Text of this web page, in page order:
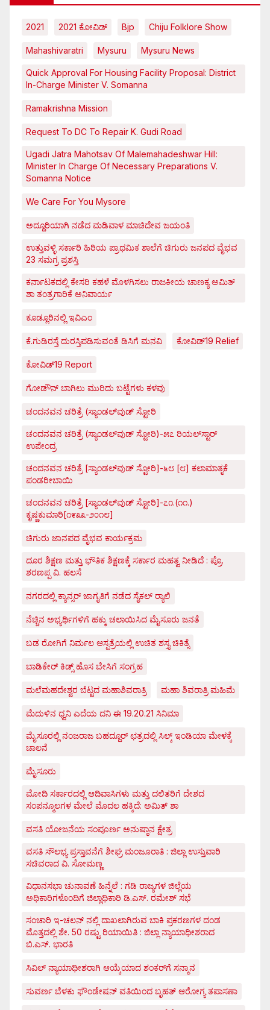
2021 2021 ಕೋವಿಡ್‌ Bjp Chiju Folklore Show
Mahashivaratri Mysuru Mysuru News
Quick Approval For Housing Facility Proposal: District
In-Charge Minister V. Somanna
Ramakrishna Mission
Request To DC To Repair K. Gudi Road
Ugadi Jatra Mahotsav Of Malemahadeshwar Hill:
Minister In Charge Of Necessary Preparations V.
Somanna Notice
We Care For You Mysore
ಅದ್ದೂರಿಯಾಗಿ ನಡೆದ ಮಡಿವಾಳ ಮಾಚಿದೇವ ಜಯಂತಿ
ಉತ್ತುವಳ್ಳಿ ಸರ್ಕಾರಿ ಹಿರಿಯ ಪ್ರಾಥಮಿಕ ಶಾಲೆಗೆ ಚಿಗುರು ಜನಪದ ವೈಭವ
23 ಸಮಗ್ರ ಪ್ರಶಸ್ತಿ
ಕರ್ನಾಟಕದಲ್ಲಿ ಕೇಸರಿ ಕಹಳೆ ಮೊಳಗಿಸಲು ರಾಜಕೀಯ ಚಾಣಕ್ಯ ಅಮಿತ್
ಶಾ ತಂತ್ರಗಾರಿಕೆ ಅನಿವಾರ್ಯ
ಕೂಡ್ಲೂರಿನಲ್ಲಿ ಇವಿಎಂ
ಕೆ.ಗುಡಿರಸ್ತೆ ದುರಸ್ತಿಪಡಿಸುವಂತೆ ಡಿಸಿಗೆ ಮನವಿ ಕೋವಿಡ್‌19 Relief
ಕೋವಿಡ್‌19 Report
ಗೋಡೌನ್ ಬಾಗಿಲು ಮುರಿದು ಬಟ್ಟೆಗಳು ಕಳವು
ಚಂದನವನ ಚರಿತ್ರೆ (ಸ್ಯಾಂಡಲ್‌ವುಡ್ ಸ್ಟೋರಿ
ಚಂದನವನ ಚರಿತ್ರೆ (ಸ್ಯಾಂಡಲ್‌ವುಡ್ ಸ್ಟೋರಿ)-೫೭ ರಿಯಲ್‌ಸ್ಟಾರ್
ಉಪೇಂದ್ರ
ಚಂದನವನ ಚರಿತ್ರೆ [ಸ್ಯಾಂಡಲ್‌ವುಡ್ ಸ್ಟೋರಿ]-೬೮ [೮] ಕಲಾಮಾತೃಕೆ
ಪಂಡರೀಬಾಯಿ
ಚಂದನವನ ಚರಿತ್ರೆ [ಸ್ಯಾಂಡಲ್‌ವುಡ್ ಸ್ಟೋರಿ]-೭೧.(೧೧.)
ಕೃಷ್ಣಕುಮಾರಿ[೧೯೩೩-೨೦೧೮]
ಚಿಗುರು ಜಾನಪದ ವೈಭವ ಕಾರ್ಯಕ್ರಮ
ದೂರ ಶಿಕ್ಷಣ ಮತ್ತು ಭೌತಿಕ ಶಿಕ್ಷಣಕ್ಕೆ ಸರ್ಕಾರ ಮಹತ್ವ ನೀಡಿದೆ : ಪ್ರೊ.
ಶರಣಪ್ಪ ವಿ. ಹಲಸೆ
ನಗರದಲ್ಲಿ ಕ್ಯಾನ್ಸರ್ ಜಾಗೃತಿಗೆ ನಡೆದ ಸೈಕಲ್ ರ್‍ಯಾಲಿ
ನೆಚ್ಚಿನ ಅಭ್ಯರ್ಥಿಗಳಿಗೆ ಹಕ್ಕು ಚಲಾಯಿಸಿದ ಮೈಸೂರು ಜನತೆ
ಬಡ ರೋಗಿಗೆ ನಿರ್ಮಲ ಆಸ್ಪತ್ರೆಯಲ್ಲಿ ಉಚಿತ ಶಸ್ತೃ ಚಿಕಿತ್ಸೆ
ಬಾಡಿಕೇರ್ ಕಿಡ್ಸ್ ಹೊಸ ಬೇಸಿಗೆ ಸಂಗ್ರಹ
ಮಲೆಮಹದೇಶ್ವರ ಬೆಟ್ಟದ ಮಹಾಶಿವರಾತ್ರಿ ಮಹಾ ಶಿವರಾತ್ರಿ ಮಹಿಮೆ
ಮೆದುಳಿನ ಧ್ವನಿ ಎದೆಯ ದನಿ ಈ 19.20.21 ಸಿನಿಮಾ
ಮೈಸೂರಲ್ಲಿ ನಂಜರಾಜ ಬಹದ್ದೂರ್ ಛತ್ರದಲ್ಲಿ ಸಿಲ್ಕ್ ಇಂಡಿಯಾ ಮೇಳಕ್ಕೆ
ಚಾಲನೆ
ಮೈಸೂರು
ಮೋದಿ ಸರ್ಕಾರದಲ್ಲಿ ಆದಿವಾಸಿಗಳು ಮತ್ತು ದಲಿತರಿಗೆ ದೇಶದ
ಸಂಪನ್ಮೂಲಗಳ ಮೇಲೆ ಮೊದಲ ಹಕ್ಕಿದೆ: ಅಮಿತ್ ಶಾ
ವಸತಿ ಯೋಜನೆಯ ಸಂಪೂರ್ಣ ಅನುಷ್ಠಾನ ಕ್ಷೇತ್ರ
ವಸತಿ ಸೌಲಭ್ಯ ಪ್ರಸ್ತಾವನೆಗೆ ಶೀಘ್ರ ಮಂಜೂರಾತಿ : ಜಿಲ್ಲಾ ಉಸ್ತುವಾರಿ
ಸಚಿವರಾದ ವಿ. ಸೋಮಣ್ಣ
ವಿಧಾನಸಭಾ ಚುನಾವಣೆ ಹಿನ್ನೆಲೆ : ಗಡಿ ರಾಜ್ಯಗಳ ಜಿಲ್ಲೆಯ
ಅಧಿಕಾರಿಗಳೊಂದಿಗೆ ಜಿಲ್ಲಾಧಿಕಾರಿ ಡಿ.ಎಸ್. ರಮೇಶ್ ಸಭೆ
ಸಂಚಾರಿ ಇ-ಚಲನ್ ನಲ್ಲಿ ದಾಖಲಾಗಿರುವ ಬಾಕಿ ಪ್ರಕರಣಗಳ ದಂಡ
ಮೊತ್ತದಲ್ಲಿ ಶೇ. 50 ರಷ್ಟು ರಿಯಾಯಿತಿ : ಜಿಲ್ಲಾ ನ್ಯಾಯಾಧೀಶರಾದ
ಬಿ.ಎಸ್. ಭಾರತಿ
ಸಿವಿಲ್ ನ್ಯಾಯಾಧೀಶರಾಗಿ ಆಯ್ಕೆಯಾದ ಶಂಕರ್‌ಗೆ ಸನ್ಮಾನ
ಸುವರ್ಣ ಬೆಳಕು ಫೌಂಡೇಷನ್ ವತಿಯಿಂದ ಬೃಹತ್ ಆರೋಗ್ಯ ತಪಾಸಣಾ